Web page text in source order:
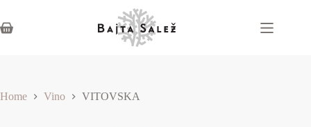
Home Vino VITOVSKA